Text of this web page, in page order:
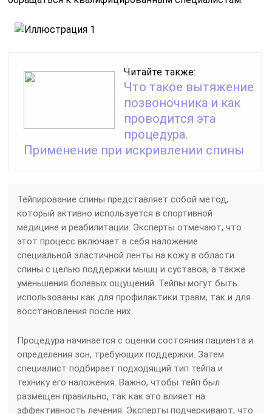
Читайте также:
Что такое вытяжение
позвоночника и как
проводится эта
процедура.
Применение при искривлении спины
Тейпирование спины представляет собой метод,
который активно используется в спортивной
медицине и реабилитации. Эксперты отмечают, что
этот процесс включает в себя наложение
специальной эластичной ленты на кожу в области
спины с целью поддержки мышц и суставов, а также
уменьшения болевых ощущений. Тейпы могут быть
использованы как для профилактики травм, так и для
восстановления после них.
Процедура начинается с оценки состояния пациента и
определения зон, требующих поддержки. Затем
специалист подбирает подходящий тип тейпа и
технику его наложения. Важно, чтобы тейп был
размещен правильно, так как это влияет на
эффективность лечения. Эксперты подчеркивают, что